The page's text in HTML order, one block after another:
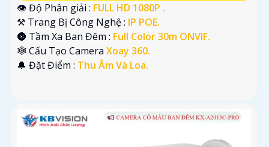
👁 Độ Phân giải : FULL HD 1080P .
⚒ Trang Bị Công Nghệ : IP POE.
🌚 Tầm Xa Ban Đêm : Full Color 30m ONVIF.
🕸️ Cấu Tạo Camera Xoay 360.
️🔔 Đặt Điểm : Thu Âm Và Loa.